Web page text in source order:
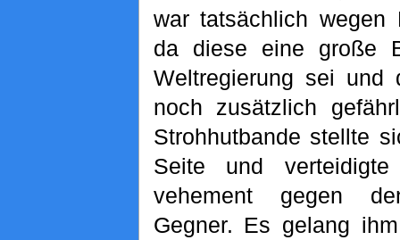
war tatsächlich wegen
da diese eine große
Weltregierung sei und
noch zusätzlich
Strohhutbande stellte
Seite und
vehement gegen
Gegner. Es gelang